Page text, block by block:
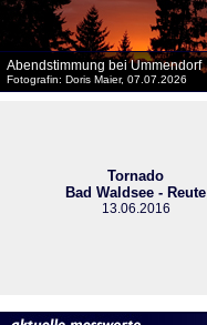
Abendstimmung bei Ummendorf
Fotografin: Doris Maier, 07.07.2026
Tornado
Bad Waldsee - Reute
13.06.2016